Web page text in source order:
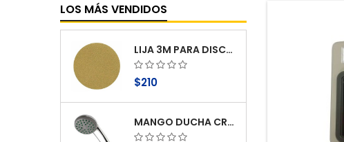
LOS MÁS VENDIDOS
LIJA 3M PARA DISCO ABRASIVOG 100
$210
MANGO DUCHA CROMO 1 FUNCION ANTICAL STRETTO